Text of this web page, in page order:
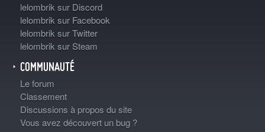
lelombrik sur Discord
lelombrik sur Facebook
lelombrik sur Twitter
lelombrik sur Steam
COMMUNAUTÉ
Le forum
Classement
Discussions à propos du site
Vous avez découvert un bug ?